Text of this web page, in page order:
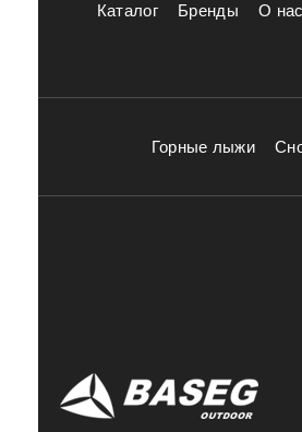
Каталог Бренды О нас
Горные лыжи